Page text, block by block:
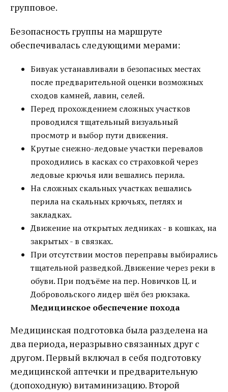
групповое.
Безопасность группы на маршруте
обеспечивалась следующими мерами:
Бивуак устанавливали в безопасных местах
после предварительной оценки возможных
сходов камней, лавин, селей.
Перед прохождением сложных участков
проводился тщательный визуальный
просмотр и выбор пути движения.
Крутые снежно-ледовые участки перевалов
проходились в касках со страховкой через
ледовые крючья или вешались перила.
На сложных скальных участках вешались
перила на скальных крючьях, петлях и
закладках.
Движение на открытых ледниках - в кошках, на
закрытых - в связках.
При отсутствии мостов переправы выбирались
тщательной разведкой. Движение через реки в
обуви. При подъёме на пер. Новичков Ц. и
Добровольского лидер шёл без рюкзака.
Медицинское обеспечение похода
Медицинская подготовка была разделена на
два периода, неразрывно связанных друг с
другом. Первый включал в себя подготовку
медицинской аптечки и предварительную
(допоходную) витаминизацию. Второй